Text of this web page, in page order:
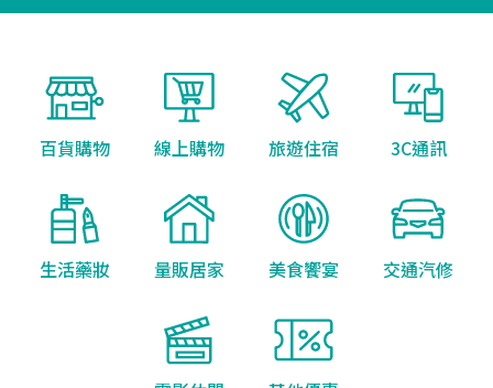
百貨購物 線上購物 旅遊住宿 3C通訊
生活藥妝 量販居家 美食饗宴 交通汽修